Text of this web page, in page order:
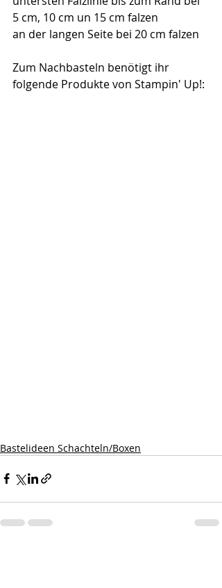
5 cm, 10 cm un 15 cm falzen
an der langen Seite bei 20 cm falzen
Zum Nachbasteln benötigt ihr
folgende Produkte von Stampin' Up!:
Bastelideen Schachteln/Boxen